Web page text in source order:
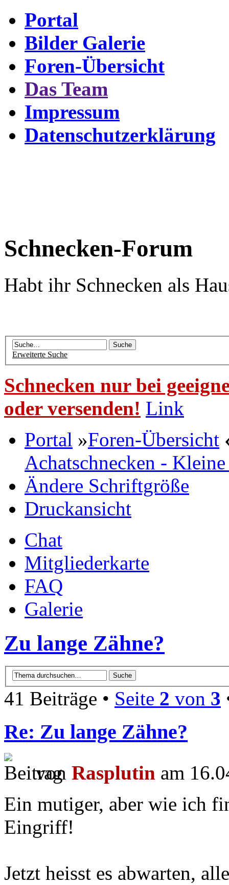
Portal
Bilder Galerie
Foren-Übersicht
Das Team
Impressum
Datenschutzerklärung
Schnecken-Forum
Habt ihr Schnecken als
Erweiterte Suche
Schnecken nur bei
oder versenden! Link
Portal »Foren-Übersicht
Achatschnecken -
Ändere Schriftgröße
Druckansicht
Chat
Mitgliederkarte
FAQ
Galerie
Zu lange Zähne?
41 Beiträge • Seite 2 von 3
Re: Zu lange Zähne?
von Rasplutin am
Ein mutiger, aber wie ich
Eingriff!
Jetzt heisst es abwarten,